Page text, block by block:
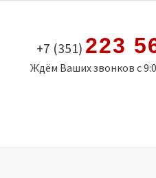
+7 (351) 223
Ждём Ваших звонков с